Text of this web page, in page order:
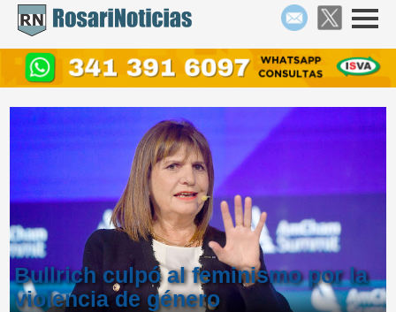
Bullrich culpó al feminismo por la
violencia de género